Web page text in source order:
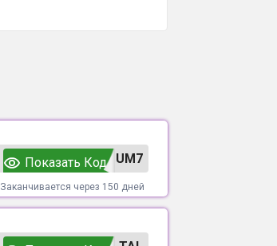
UM7
Показать Код
Заканчивается через 150 дней